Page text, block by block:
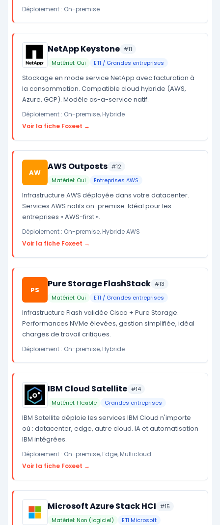
Déploiement : On-premise
NetApp Keystone #11
Matériel: Oui
ETI / Grandes entreprises
Stockage en mode service NetApp avec facturation à
la consommation. Compatible cloud hybride (AWS,
Azure, GCP). Modèle as-a-service natif.
Déploiement : On-premise, Hybride
Voir la fiche Foxeet →
AW
AWS Outposts #12
Matériel: Oui
Entreprises AWS
Infrastructure AWS déployée dans votre datacenter.
Services AWS natifs on-premise. Idéal pour les
entreprises « AWS-first ».
Déploiement : On-premise, Hybride AWS
Voir la fiche Foxeet →
PS
Pure Storage FlashStack #13
Matériel: Oui
ETI / Grandes entreprises
Infrastructure Flash validée Cisco + Pure Storage.
Performances NVMe élevées, gestion simplifiée, idéal
charges de travail critiques.
Déploiement : On-premise, Hybride
IBM Cloud Satellite #14
Matériel: Flexible
Grandes entreprises
IBM Satellite déploie les services IBM Cloud n'importe
où : datacenter, edge, autre cloud. IA et automatisation
IBM intégrées.
Déploiement : On-premise, Edge, Multicloud
Voir la fiche Foxeet →
Microsoft Azure Stack HCI #15
Matériel: Non (logiciel)
ETI Microsoft